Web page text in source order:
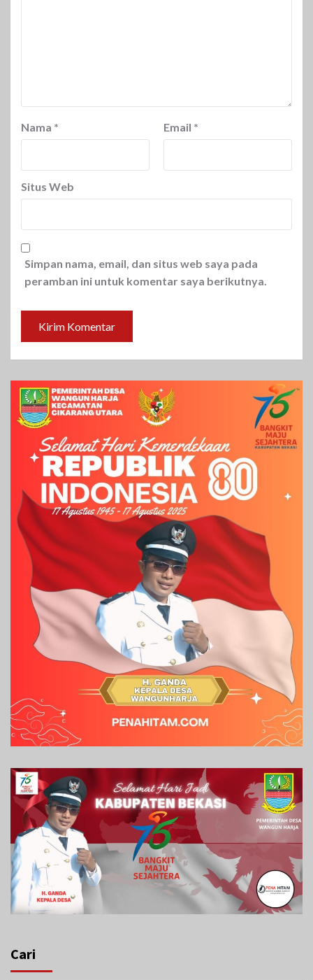
Nama * Email *
Situs Web
Simpan nama, email, dan situs web saya pada
peramban ini untuk komentar saya berikutnya.
Cari